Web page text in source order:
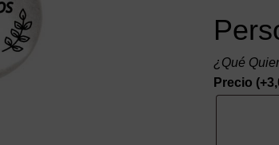
¿Qué
Precio (+